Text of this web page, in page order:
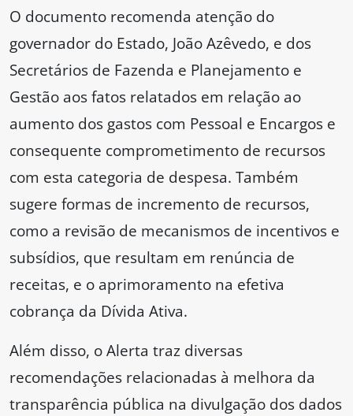
O documento recomenda atenção do
governador do Estado, João Azêvedo, e dos
Secretários de Fazenda e Planejamento e
Gestão aos fatos relatados em relação ao
aumento dos gastos com Pessoal e Encargos e
consequente comprometimento de recursos
com esta categoria de despesa. Também
sugere formas de incremento de recursos,
como a revisão de mecanismos de incentivos e
subsídios, que resultam em renúncia de
receitas, e o aprimoramento na efetiva
cobrança da Dívida Ativa.
Além disso, o Alerta traz diversas
recomendações relacionadas à melhora da
transparência pública na divulgação dos dados